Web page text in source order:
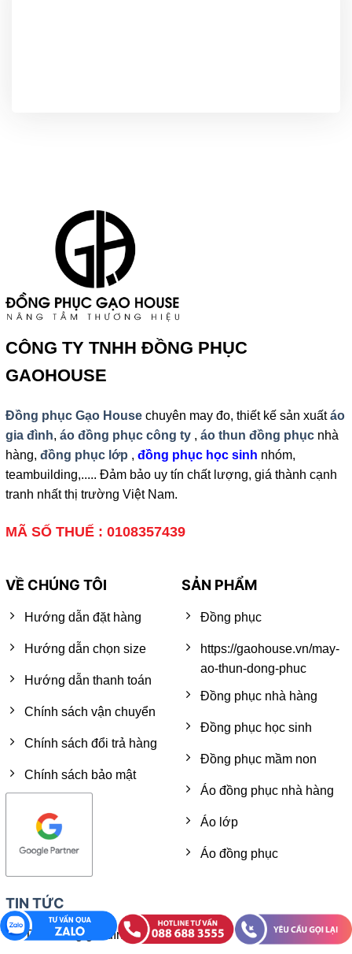
CÔNG TY TNHH ĐỒNG PHỤC
GAOHOUSE
Đồng phục Gạo Housechuyên may đo, thiết kế sản xuấtáo
gia đình, áo đồng phục công ty, áo thun đồng phụcnhà
hàng, đồng phục lớp , đồng phục học sinh nhóm,
teambuilding,..... Đảm bảo uy tín chất lượng, giá thành cạnh
tranh nhất thị trường Việt Nam.
MÃ SỐ THUẾ : 0108357439
VỀ CHÚNG TÔI
Hướng dẫn đặt hàng
Hướng dẫn chọn size
Hướng dẫn thanh toán
Chính sách vận chuyển
Chính sách đổi trả hàng
Chính sách bảo mật
SẢN PHẨM
Đồng phục
https://gaohouse.vn/may-
ao-thun-dong-phuc
Đồng phục nhà hàng
Đồng phục học sinh
Đồng phục mầm non
Áo đồng phục nhà hàng
Áo lớp
Áo đồng phục
TIN TỨC
Thời trang gia đình